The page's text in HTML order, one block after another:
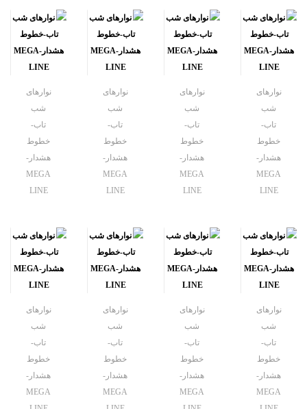
نوارهای
شب
تاب-
خطوط
هشدار-
MEGA
LINE
نوارهای
شب
تاب-
خطوط
هشدار-
MEGA
LINE
نوارهای
شب
تاب-
خطوط
هشدار-
MEGA
LINE
نوارهای
شب
تاب-
خطوط
هشدار-
MEGA
LINE
نوارهای
شب
تاب-
خطوط
هشدار-
MEGA
نوارهای
شب
تاب-
خطوط
هشدار-
MEGA
نوارهای
شب
تاب-
خطوط
هشدار-
MEGA
نوارهای
شب
تاب-
خطوط
هشدار-
MEGA